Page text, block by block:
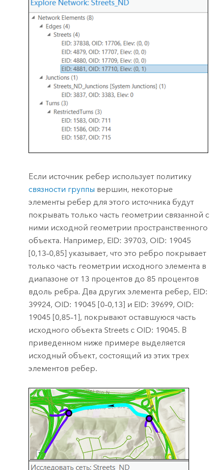
Если источник ребер использует политику
связности группы вершин, некоторые
элементы ребер для этого источника будут
покрывать только часть геометрии связанной с
ними исходной геометрии пространственного
объекта. Например, EID: 39703, OID: 19045
[0,13–0,85] указывает, что это ребро покрывает
только часть геометрии исходного элемента в
диапазоне от 13 процентов до 85 процентов
вдоль ребра. Два других элемента ребер, EID:
39924, OID: 19045 [0–0,13] и EID: 39699, OID:
19045 [0,85–1], покрывают оставшуюся часть
исходного объекта Streets с OID: 19045. В
приведенном ниже примере выделяется
исходный объект, состоящий из этих трех
элементов ребер.